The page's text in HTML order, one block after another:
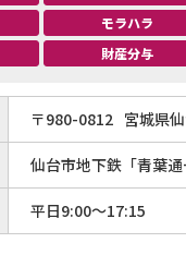
モラハラ
財産分与
〒980-0812 宮城県
仙台市地下鉄「青葉
平日9:00〜17:15